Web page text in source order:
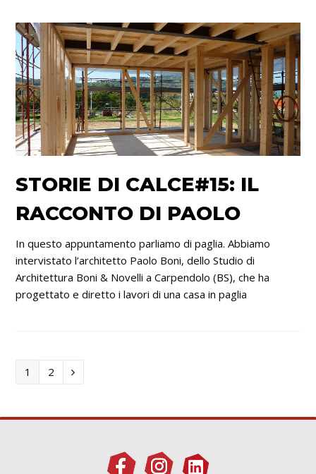
STORIE DI CALCE#15: IL
RACCONTO DI PAOLO
In questo appuntamento parliamo di paglia. Abbiamo
intervistato l’architetto Paolo Boni, dello Studio di
Architettura Boni & Novelli a Carpendolo (BS), che ha
progettato e diretto i lavori di una casa in paglia
Titoli
1 Titoli
2 Successivo/Precedente